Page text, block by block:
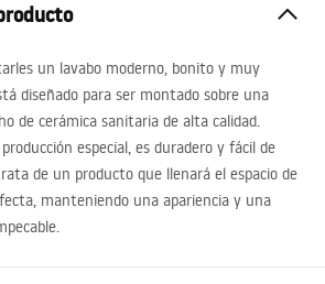
un lavabo moderno, bonito y muy
diseñado para ser montado sobre una
de cerámica sanitaria de alta calidad.
especial, es duradero y fácil de
de un producto que llenará el espacio de
manteniendo una apariencia y una